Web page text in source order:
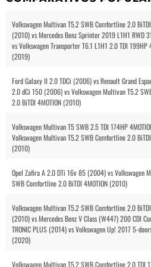
Volkswagen Multivan T5.2 SWB Comfortline 2.0
(2010) vs Mercedes Benz Sprinter 2019 L1H1 RWD
vs Volkswagen Transporter T6.1 L1H1 2.0 TDI 199HP
(2019)
Ford Galaxy II 2.0 TDCi (2006) vs Renault Grand
2.0 dCi 150 (2006) vs Volkswagen Multivan T5.2
2.0 BiTDI 4MOTION (2010)
Volkswagen Multivan T5 SWB 2.5 TDI 174HP
Volkswagen Multivan T5.2 SWB Comfortline 2.0
(2010)
Opel Zafira A 2.0 DTi 16v 85 (2004) vs Volkswagen
SWB Comfortline 2.0 BiTDI 4MOTION (2010)
Volkswagen Multivan T5.2 SWB Comfortline 2.0
(2010) vs Mercedes Benz V Class (W447) 200 CDI
TRONIC PLUS (2014) vs Volkswagen Up! 2017 5-
(2020)
Volkswagen Multivan T5.2 SWB Comfortline 2.0 TDI